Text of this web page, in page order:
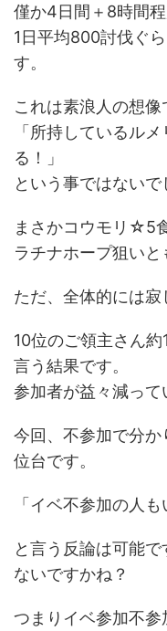
僅か4日間＋8時間程
1日平均800討伐ぐ
す。
これは素浪人の想像
「所持しているル
る！」
という事ではないで
まさかコウモリ☆5
ラチナホープ狙いと
ただ、全体的には寂
10位のご領主さん
言う結果です。
参加者が益々減って
今回、不参加で分
位台です。
「イベ不参加の人も
と言う反論は可能
ないですかね？
つまりイベ参加不